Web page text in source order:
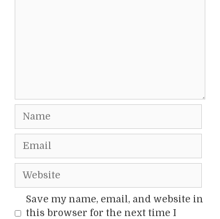
Name
Email
Website
Save my name, email, and website in
this browser for the next time I